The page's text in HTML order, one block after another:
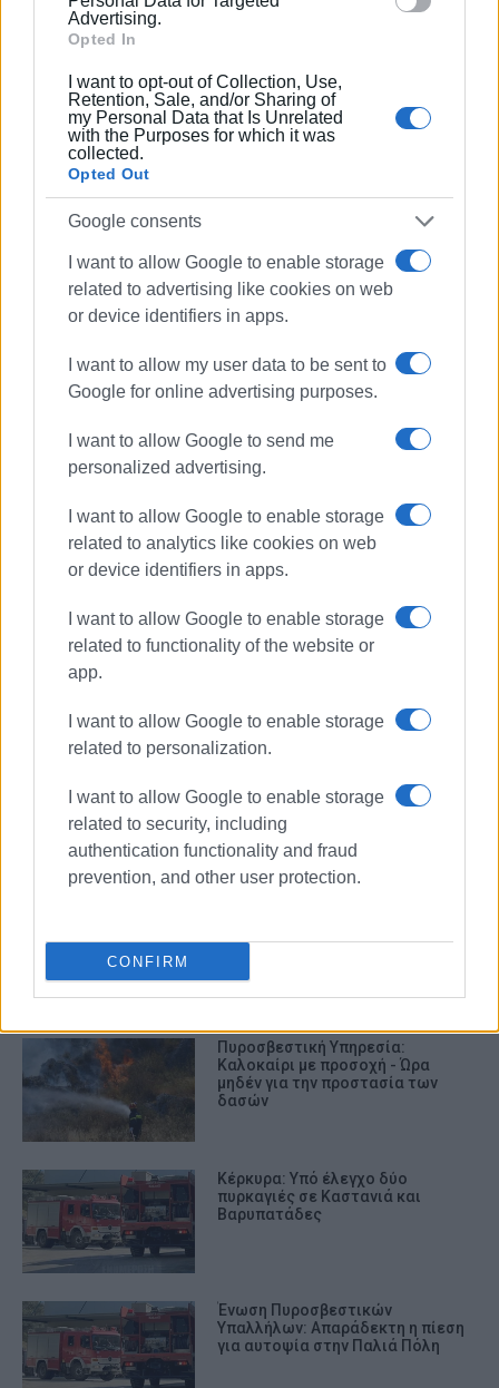
Advertising.
Opted In
I want to opt-out of Collection, Use,
Retention, Sale, and/or Sharing of
my Personal Data that Is Unrelated
with the Purposes for which it was
collected.
Opted Out
Google consents
I want to allow Google to enable storage
related to advertising like cookies on web
or device identifiers in apps.
I want to allow my user data to be sent to
Google for online advertising purposes.
I want to allow Google to send me
personalized advertising.
I want to allow Google to enable storage
related to analytics like cookies on web
or device identifiers in apps.
I want to allow Google to enable storage
related to functionality of the website or
app.
I want to allow Google to enable storage
related to personalization.
I want to allow Google to enable storage
related to security, including
authentication functionality and fraud
prevention, and other user protection.
CONFIRM
άσκηση
ΣΧΕΤΙΚA AΡΘΡΑ
Κέρκυρα: Σε πλήρη ετοιμότητα το
νέο Ανακριτικό Κλιμάκιο
Εμπρησμού (Α.Κ.Α.Ε.Ε.)
Φωτιά σε εστιατόριο στη
Πυροσβεστικής σε πυρκαγιά στη
Βόρεια Κέρκυρα
Πυροσβεστική Υπηρεσία:
Καλοκαίρι με προσοχή - Ώρα
μηδέν για την προστασία των
δασών
Κέρκυρα: Υπό έλεγχο δύο
πυρκαγιές σε Καστανιά και
Βαρυπατάδες
Ένωση Πυροσβεστικών
Υπαλλήλων: Απαράδεκτη η πίεση
για αυτοψία στην Παλιά Πόλη